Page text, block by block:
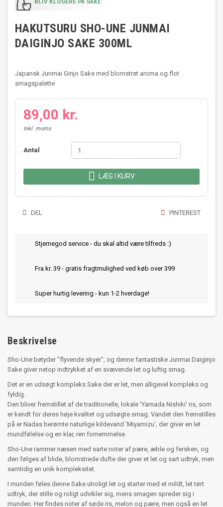
BLIV KLOGERE PÅ SAKE
HAKUTSURU SHO-UNE JUNMAI
DAIGINJO SAKE 300ML
Japansk Junmai Ginjo Sake med blomstret aroma og flot
smagspalette
89,00 kr.
Inkl. moms
Antal
 LÆG I KURV
DEL PINTEREST
Stjernegod service - du skal altid være tilfreds :)
Fra kr. 39 - gratis fragtmulighed ved køb over 399
Super hurtig levering - kun 1-2 hverdage!
Beskrivelse
Sho-Une betyder "flyvende skyer", og denne fantastiske Junmai Daiginjo
Sake giver netop indtrykket af en svævende let og luftig smag.
Det er en udsøgt kompleks Sake der er let, men alligevel kompleks og
fyldig.
Den bliver fremstillet af de traditionelle, lokale 'Yamada Nishiki' ris, som
er kendt for deres høje kvalitet og udsøgte smag. Vandet den fremstilles
på er Nadas berømte naturlige kildevand 'Miyamizu', der giver en let
mundfølelse og en klar, ren fornemmelse.
Sho-Une rammer næsen med sarte noter af pære, æble og fersken, og
den følges af blide, blomstrede dufte der giver et let og sart udtryk, men
samtidig en unik kompleksitet.
I munden føles denne Sake utroligt let og starter med et mildt, let tørt
udtryk, der stille og roligt udvikler sig, mens smagen spreder sig i
munden. Her findes noter af søde ris, melon og pære, men også en let